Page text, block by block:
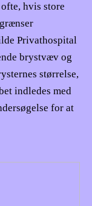
hvis store
Privathospital
brystvæv og
størrelse,
indledes med
for at